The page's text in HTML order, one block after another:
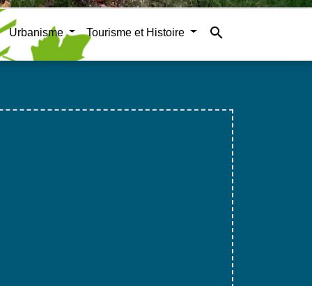
Urbanisme Tourisme et Histoire search